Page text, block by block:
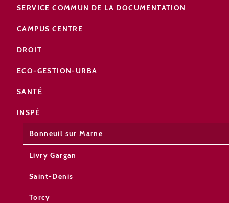
SERVICE COMMUN DE LA DOCUMENTATION
CAMPUS CENTRE
DROIT
ECO-GESTION-URBA
SANTÉ
INSPÉ
Bonneuil sur Marne
Livry Gargan
Saint-Denis
Torcy